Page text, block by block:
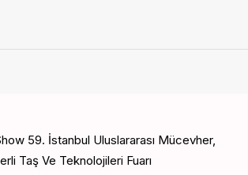
59. İstanbul Uluslararası Mücevher,
Taş Ve Teknolojileri Fuarı